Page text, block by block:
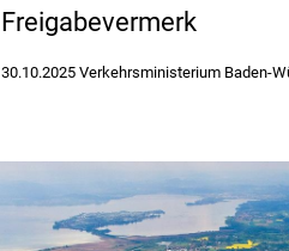
Freigabevermerk
30.10.2025 Verkehrsministerium Baden-